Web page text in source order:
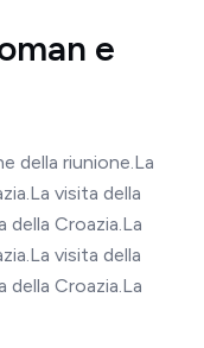
e
della riunione.La
visita della
della Croazia.La
visita della
della Croazia.La